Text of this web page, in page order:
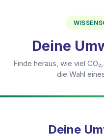
Deine
Finde heraus, wie viel
die Wahl
Deine